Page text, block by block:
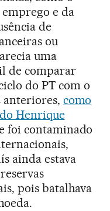
e da
de
ou
uma
de comparar
do PT com o
anteriores, como
Henrique
foi contaminado
ainda estava
pois batalhava